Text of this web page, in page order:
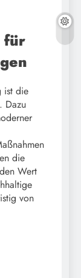
für
ist die
. Dazu
die
Wert
von